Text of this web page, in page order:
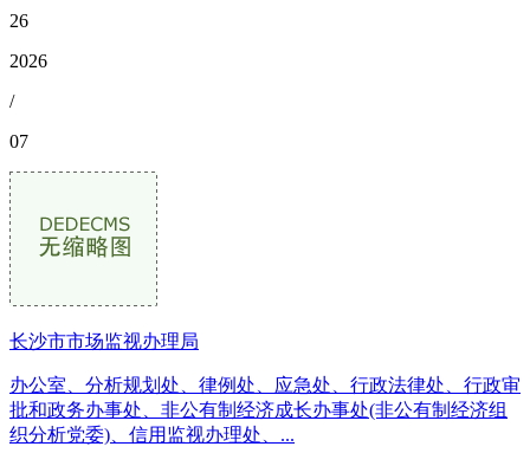
26
2026
/
07
长沙市市场监视办理局
办公室、分析规划处、律例处、应急处、行政法律处、行政审
批和政务办事处、非公有制经济成长办事处(非公有制经济组
织分析党委)、信用监视办理处、...